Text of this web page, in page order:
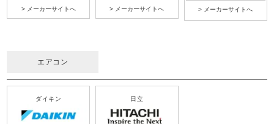
> メーカーサイトへ > メーカーサイトへ > メーカーサイトへ
エアコン
ダイキン 日立